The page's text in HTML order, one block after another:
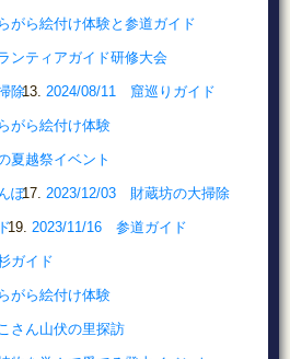
ら絵付け体験と参道ガイド
ンティアガイド研修大会
除 2024/08/11 窟巡りガイド
がら絵付け体験
夏越祭イベント
ぽ 2023/12/03 財蔵坊の大掃除
2023/11/16 参道ガイド
ガイド
がら絵付け体験
さん山伏の里探訪